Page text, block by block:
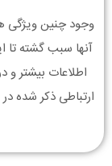
وجود چنین ویژگی
آنها سبب گشته تا
اطلاعات بیشتر
ارتباطی ذکر شده